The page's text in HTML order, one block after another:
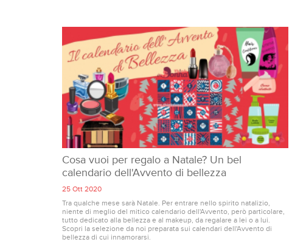
Cosa vuoi per regalo a Natale? Un bel
calendario dell'Avvento di bellezza
25 Ott 2020
Tra qualche mese sarà Natale. Per entrare nello spirito natalizio,
niente di meglio del mitico calendario dell'Avvento, però particolare,
tutto dedicato alla bellezza e al makeup, da regalare a lei o a lui.
Scopri la selezione da noi preparata sui calendari dell'Avvento di
bellezza di cui innamorarsi.